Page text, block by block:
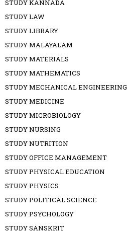
STUDY KANNADA
STUDY LAW
STUDY LIBRARY
STUDY MALAYALAM
STUDY MATERIALS
STUDY MATHEMATICS
STUDY MECHANICAL ENGINEERING
STUDY MEDICINE
STUDY MICROBIOLOGY
STUDY NURSING
STUDY NUTRITION
STUDY OFFICE MANAGEMENT
STUDY PHYSICAL EDUCATION
STUDY PHYSICS
STUDY POLITICAL SCIENCE
STUDY PSYCHOLOGY
STUDY SANSKRIT